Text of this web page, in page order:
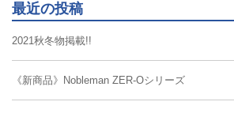
最近の投稿
2021秋冬物掲載!!
《新商品》Nobleman ZER-Oシリーズ